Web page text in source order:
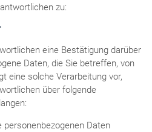
zu:
eine Bestätigung darüber
Daten, die Sie betreffen, von
eine solche Verarbeitung vor,
über folgende
personenbezogenen Daten